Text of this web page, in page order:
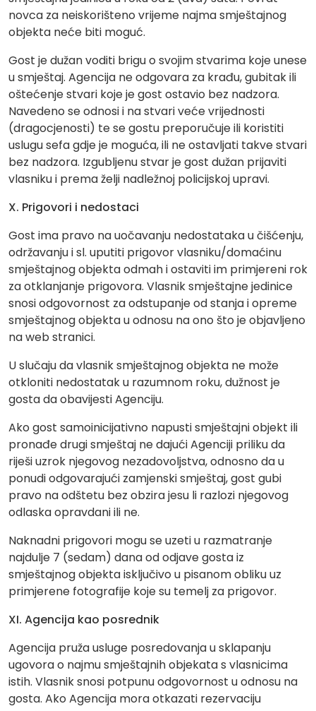
novca za neiskorišteno vrijeme najma smještajnog
objekta neće biti moguć.
Gost je dužan voditi brigu o svojim stvarima koje unese
u smještaj. Agencija ne odgovara za krađu, gubitak ili
oštećenje stvari koje je gost ostavio bez nadzora.
Navedeno se odnosi i na stvari veće vrijednosti
(dragocjenosti) te se gostu preporučuje ili koristiti
uslugu sefa gdje je moguća, ili ne ostavljati takve stvari
bez nadzora. Izgubljenu stvar je gost dužan prijaviti
vlasniku i prema želji nadležnoj policijskoj upravi.
X. Prigovori i nedostaci
Gost ima pravo na uočavanju nedostataka u čišćenju,
održavanju i sl. uputiti prigovor vlasniku/domaćinu
smještajnog objekta odmah i ostaviti im primjereni rok
za otklanjanje prigovora. Vlasnik smještajne jedinice
snosi odgovornost za odstupanje od stanja i opreme
smještajnog objekta u odnosu na ono što je objavljeno
na web stranici.
U slučaju da vlasnik smještajnog objekta ne može
otkloniti nedostatak u razumnom roku, dužnost je
gosta da obavijesti Agenciju.
Ako gost samoinicijativno napusti smještajni objekt ili
pronađe drugi smještaj ne dajući Agenciji priliku da
riješi uzrok njegovog nezadovoljstva, odnosno da u
ponudi odgovarajući zamjenski smještaj, gost gubi
pravo na odštetu bez obzira jesu li razlozi njegovog
odlaska opravdani ili ne.
Naknadni prigovori mogu se uzeti u razmatranje
najdulje 7 (sedam) dana od odjave gosta iz
smještajnog objekta isključivo u pisanom obliku uz
primjerene fotografije koje su temelj za prigovor.
XI. Agencija kao posrednik
Agencija pruža usluge posredovanja u sklapanju
ugovora o najmu smještajnih objekata s vlasnicima
istih. Vlasnik snosi potpunu odgovornost u odnosu na
gosta. Ako Agencija mora otkazati rezervaciju